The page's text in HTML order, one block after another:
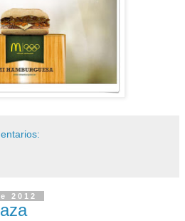
2012